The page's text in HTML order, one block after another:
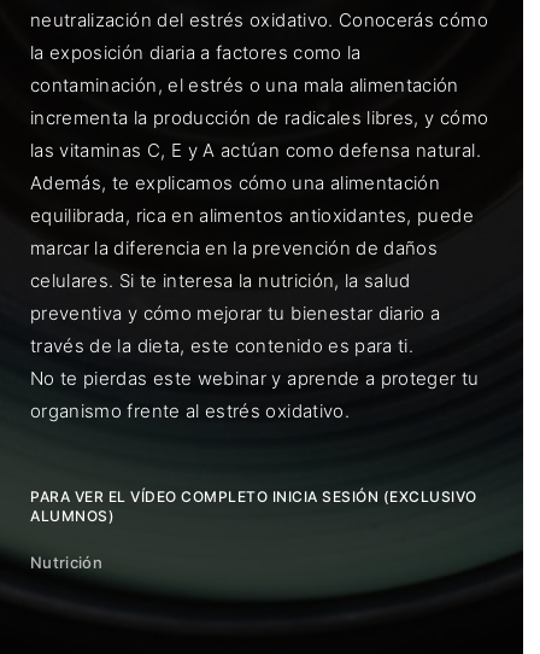
neutralización del estrés oxidativo. Conocerás cómo
la exposición diaria a factores como la
contaminación, el estrés o una mala alimentación
incrementa la producción de radicales libres, y cómo
las vitaminas C, E y A actúan como defensa natural.
Además, te explicamos cómo una alimentación
equilibrada, rica en alimentos antioxidantes, puede
marcar la diferencia en la prevención de daños
celulares. Si te interesa la nutrición, la salud
preventiva y cómo mejorar tu bienestar diario a
través de la dieta, este contenido es para ti.
No te pierdas este webinar y aprende a proteger tu
organismo frente al estrés oxidativo.
PARA VER EL VÍDEO COMPLETO INICIA SESIÓN (EXCLUSIVO
ALUMNOS)
Nutrición